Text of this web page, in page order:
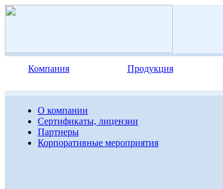
Компания Продукция
О компании
Сертификаты, лицензии
Партнеры
Корпоративные мероприятия